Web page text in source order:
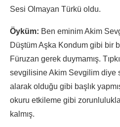
Sesi Olmayan Türkü oldu.
Öyküm: Ben eminim Akim
Düştüm Aşka Kondum gibi bir
Füruzan gerek duymamış.
sevgilisine Akim Sevgilim diye
alarak olduğu gibi başlık
okuru etkileme gibi
kalmış.